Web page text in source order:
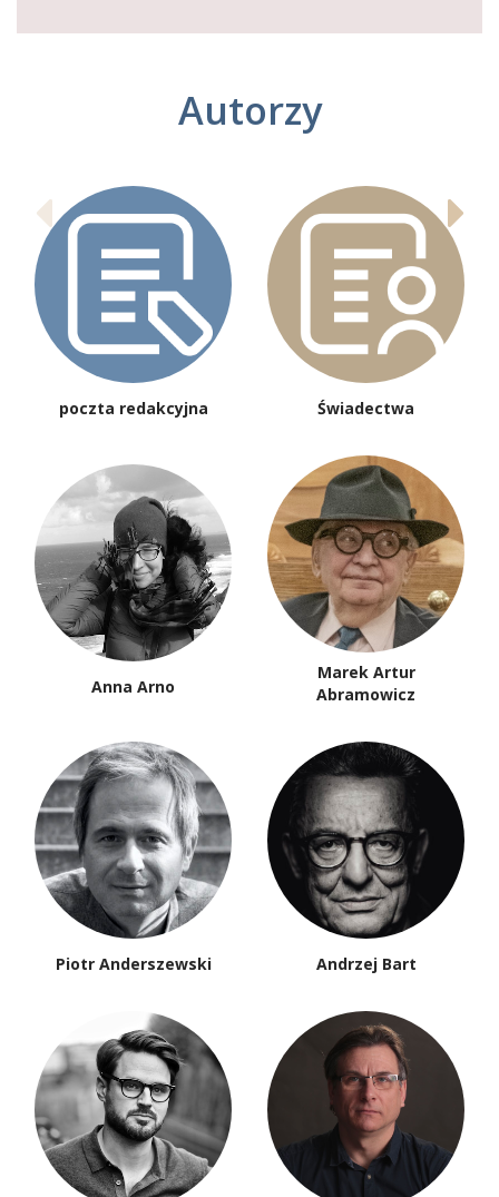
Autorzy
poczta redakcyjna Świadectwa
Anna Arno
Marek Artur
Abramowicz
Piotr Anderszewski Andrzej Bart